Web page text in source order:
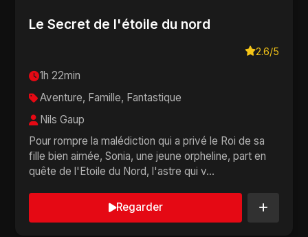
Le Secret de l'étoile du nord
2.6/5
1h 22min
Aventure, Famille, Fantastique
Nils Gaup
Pour rompre la malédiction qui a privé le Roi de sa
fille bien aimée, Sonia, une jeune orpheline, part en
quête de l'Etoile du Nord, l'astre qui v...
Regarder